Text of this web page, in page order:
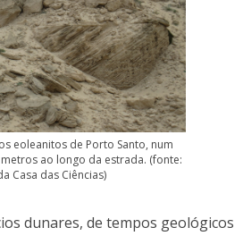
eoleanitos de Porto Santo, num
ao longo da estrada. (fonte:
Casa das Ciências)
dunares, de tempos geológicos